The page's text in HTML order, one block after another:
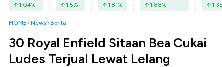
1.04% 1.5% 1.81% 1.88% 1.35
HOME News Berita
30 Royal Enfield Sitaan Bea Cukai
Ludes Terjual Lewat Lelang